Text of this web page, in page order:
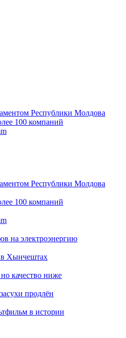
Республики Молдова
100 компаний
Республики Молдова
100 компаний
на электроэнергию
в Хынчештах
качество ниже
продлён
в истории